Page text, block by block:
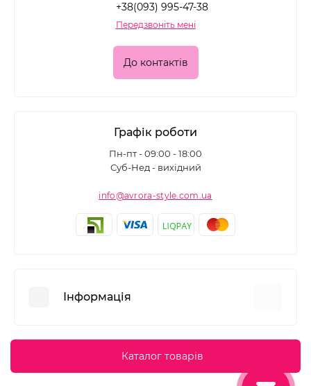
+38(093) 995-47-38
Передзвоніть мені
До контактів
Графік роботи
Пн-пт - 09:00 - 18:00
Суб-Нед - вихідний
info@avrora-style.com.ua
Інформація
Угода користувачаКаталог товарів